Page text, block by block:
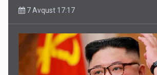
7 Avqust 17:17